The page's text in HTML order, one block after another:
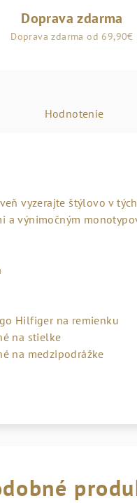
Doprava zdarma
Doprava zdarma od 69,90€
Hodnotenie
vyzerajte štýlovo v
a výnimočným
Hilfiger na remienku
na stielke
na medzipodrážke